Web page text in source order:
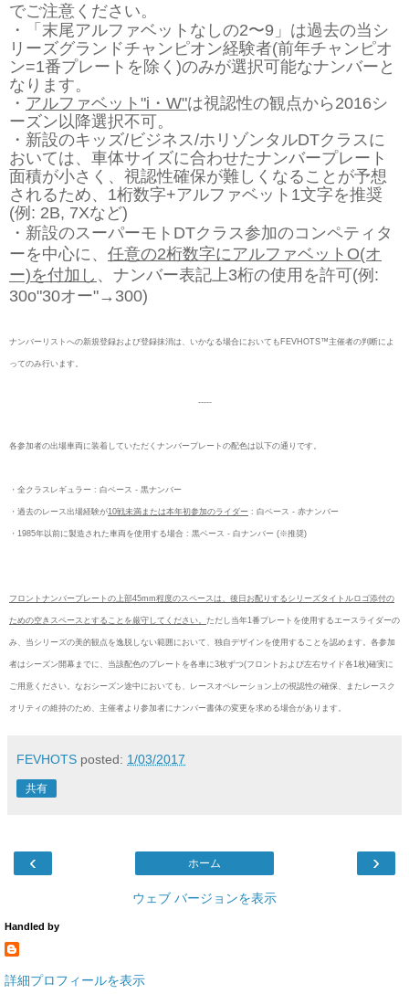
でご注意ください。
・「末尾アルファベットなしの2〜9」は過去の当シ
リーズグランドチャンピオン経験者(前年チャンピオ
ン=1番プレートを除く)のみが選択可能なナンバーと
なります。
・ アルファベット"i・W"は視認性の観点から2016シ
ーズン以降選択不可。
・新設のキッズ/ビジネス/ホリゾンタルDTクラスに
おいては、車体サイズに合わせたナンバープレート
面積が小さく、視認性確保が難しくなることが予想
されるため、1桁数字+アルファベット1文字を推奨
(例: 2B, 7Xなど)
・新設のスーパーモトDTクラス参加のコンペティタ
ーを中心に、 任意の2桁数字にアルファベットO(オ
ー)を付加し 、ナンバー表記上3桁の使用を許可(例:
30o"30オー"→300)
ナンバーリストへの新規登録および登録抹消は、いかなる場合においてもFEVHOTS™主催者の判断によ
ってのみ行います。
-----
各参加者の出場車両に装着していただくナンバープレートの配色は以下の通りです。
・全クラスレギュラー : 白ベース - 黒ナンバー
・過去のレース出場経験が10戦未満または本年初参加のライダー : 白ベース - 赤ナンバー
・1985年以前に製造された車両を使用する場合 : 黒ベース - 白ナンバー (※推奨)
フロントナンバープレートの上部45mm程度のスペースは、後日お配りするシリーズタイトルロゴ添付の
ための空きスペースとすることを厳守してください。 ただし当年1番プレートを使用するエースライダーの
み、当シリーズの美的観点を逸脱しない範囲において、独自デザインを使用することを認めます。各参加
者はシーズン開幕までに、当該配色のプレートを各車に3枚ずつ(フロントおよび左右サイド各1枚)確実に
ご用意ください。なおシーズン途中においても、レースオペレーション上の視認性の確保、またレースク
オリティの維持のため、主催者より参加者にナンバー書体の変更を求める場合があります。
FEVHOTS posted: 1/03/2017
共有
‹ ›
ホーム
ウェブ バージョンを表示
Handled by
詳細プロフィールを表示